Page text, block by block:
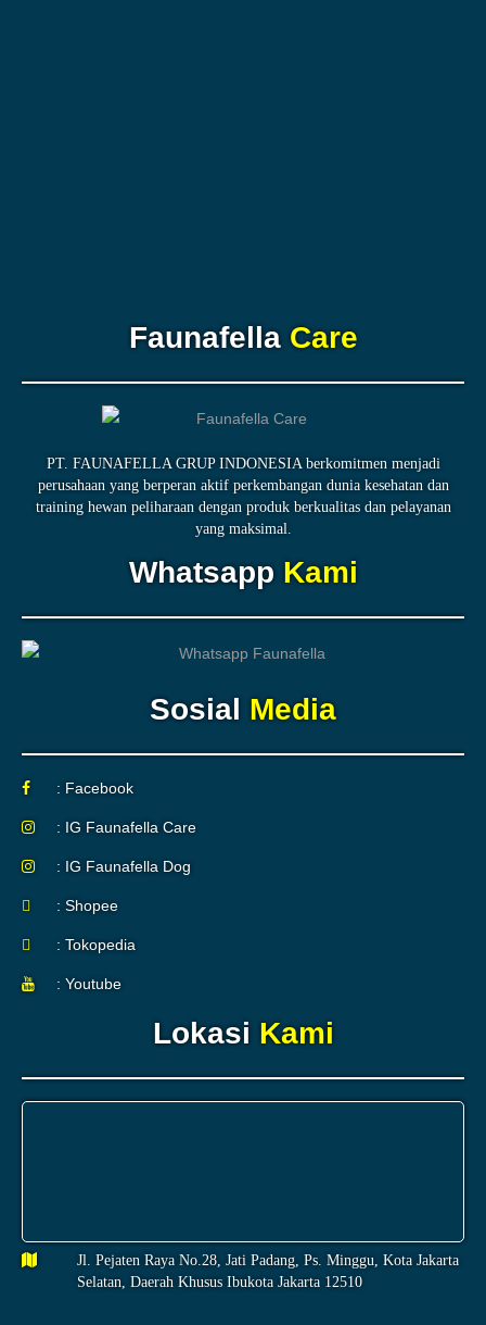
FaunafellaCare
PT. FAUNAFELLA GRUP INDONESIA berkomitmen menjadi
perusahaan yang berperan aktif perkembangan dunia kesehatan dan
training hewan peliharaan dengan produk berkualitas dan pelayanan
yang maksimal.
WhatsappKami
Sosial Media
: Facebook
: IG Faunafella Care
: IG Faunafella Dog
: Shopee
: Tokopedia
: Youtube
Lokasi Kami
Jl. Pejaten Raya No.28, Jati Padang, Ps. Minggu, Kota Jakarta
Selatan, Daerah Khusus Ibukota Jakarta 12510